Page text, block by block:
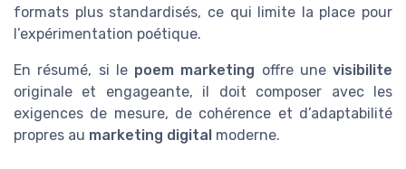
formats plus standardisés, ce qui limite la place pour
l’expérimentation poétique.
En résumé, si le poem marketing offre une visibilite
originale et engageante, il doit composer avec les
exigences de mesure, de cohérence et d’adaptabilité
propres au marketing digital moderne.